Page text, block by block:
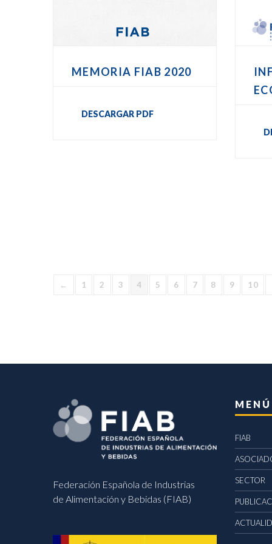
MEMORIA FIAB 2020
DESCARGAR PDF
← 1 2 3 4 5 6 7 8 9 10
Federación Española de Industrias
de Alimentación y Bebidas (FIAB)
MENÚ
FIAB
SECTOR